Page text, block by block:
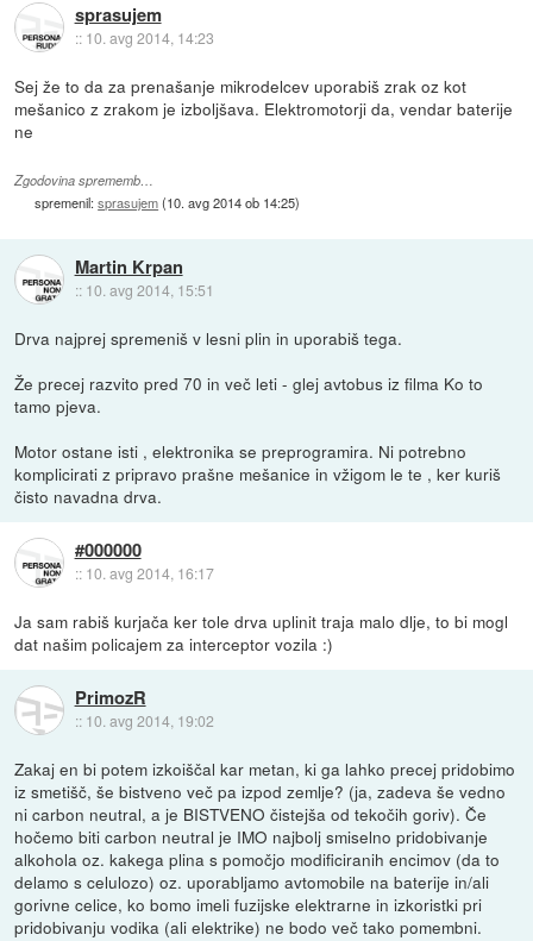
sprasujem
:: 10. avg 2014, 14:23
Sej že to da za prenašanje mikrodelcev uporabiš zrak oz kot
mešanico z zrakom je izboljšava. Elektromotorji da, vendar baterije
ne
Zgodovina sprememb…
spremenil:sprasujem(10. avg 2014 ob 14:25)
Martin Krpan
:: 10. avg 2014, 15:51
Drva najprej spremeniš v lesni plin in uporabiš tega.
Že precej razvito pred 70 in več leti - glej avtobus iz filma Ko to
tamo pjeva.
Motor ostane isti , elektronika se preprogramira. Ni potrebno
komplicirati z pripravo prašne mešanice in vžigom le te , ker kuriš
čisto navadna drva.
#000000
:: 10. avg 2014, 16:17
Ja sam rabiš kurjača ker tole drva uplinit traja malo dlje, to bi mogl
dat našim policajem za interceptor vozila :)
PrimozR
:: 10. avg 2014, 19:02
Zakaj en bi potem izkoiščal kar metan, ki ga lahko precej pridobimo
iz smetišč, še bistveno več pa izpod zemlje? (ja, zadeva še vedno
ni carbon neutral, a je BISTVENO čistejša od tekočih goriv). Če
hočemo biti carbon neutral je IMO najbolj smiselno pridobivanje
alkohola oz. kakega plina s pomočjo modificiranih encimov (da to
delamo s celulozo) oz. uporabljamo avtomobile na baterije in/ali
gorivne celice, ko bomo imeli fuzijske elektrarne in izkoristki pri
pridobivanju vodika (ali elektrike) ne bodo več tako pomembni.